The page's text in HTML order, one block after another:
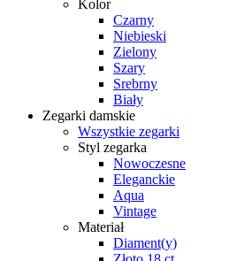
Kolor
Czarny
Niebieski
Zielony
Szary
Srebrny
Biały
Zegarki damskie
Wszystkie zegarki
Styl zegarka
Nowoczesne
Eleganckie
Aqua
Vintage
Materiał
Diament(y)